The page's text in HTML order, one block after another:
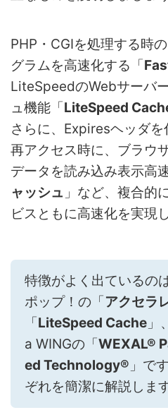
PHP・CGIを処理する時
グラムを高速化する「
LiteSpeedのWebサーバ
ュ機能「LiteSpeed
さらに、Expiresヘッダを
再アクセス時に、ブラウ
データを読み込み表示高
ャッシュ 」など、複合的
ビスともに高速化を実現
特徴がよく出ているの
ポップ！の「アクセラ
「LiteSpeed Cache 」
a WINGの「WEXAL®
ed Technology® 」で
ぞれを簡潔に解説しま